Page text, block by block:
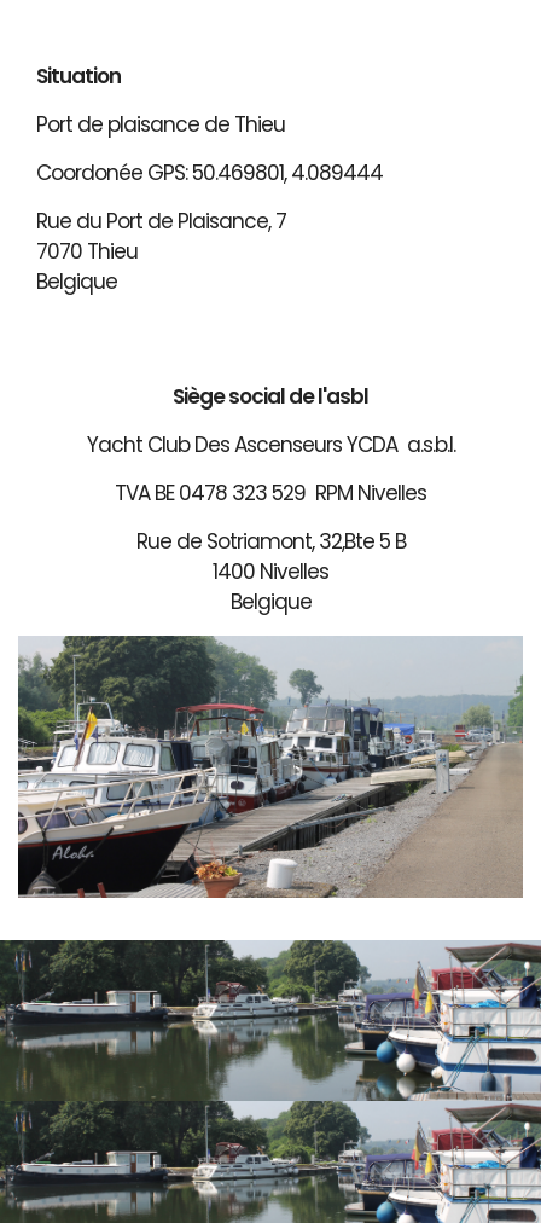
Situation
Port de plaisance de Thieu
Coordonée GPS: 50.469801, 4.089444
Rue du Port de Plaisance, 7
7070 Thieu
Belgique
Siège social de l'asbl
Yacht Club Des Ascenseurs YCDA a.s.b.l.
TVA BE 0478 323 529 RPM Nivelles
Rue de Sotriamont, 32,Bte 5 B
1400 Nivelles
Belgique